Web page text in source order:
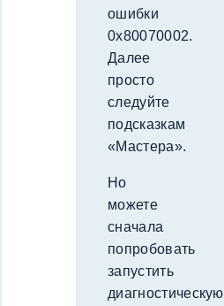
ошибки
0x80070002.
Далее
просто
следуйте
подсказкам
«Мастера».
Но
можете
сначала
попробовать
запустить
диагностическую